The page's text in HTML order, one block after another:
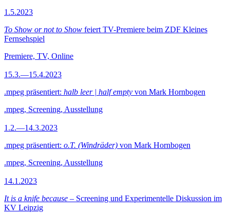
1.5.2023
To Show or not to Show feiert TV-Premiere beim ZDF Kleines
Fernsehspiel
Premiere, TV, Online
15.3.—15.4.2023
.mpeg präsentiert: halb leer | half empty von Mark Hornbogen
.mpeg, Screening, Ausstellung
1.2.—14.3.2023
.mpeg präsentiert: o.T. (Windräder) von Mark Hornbogen
.mpeg, Screening, Ausstellung
14.1.2023
It is a knife because – Screening und Experimentelle Diskussion im
KV Leipzig